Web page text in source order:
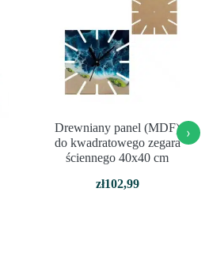
Drewniany panel (MDF)
do kwadratowego zegara
ściennego 40x40 cm
zł102,99
›